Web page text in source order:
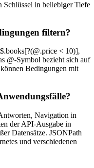
Schlüssel in beliebiger Tiefe
filtern?
< 10)],
@-Symbol bezieht sich auf
Bedingungen mit
Navigation in
der API-Ausgabe in
Datensätze. JSONPath
und verschiedenen